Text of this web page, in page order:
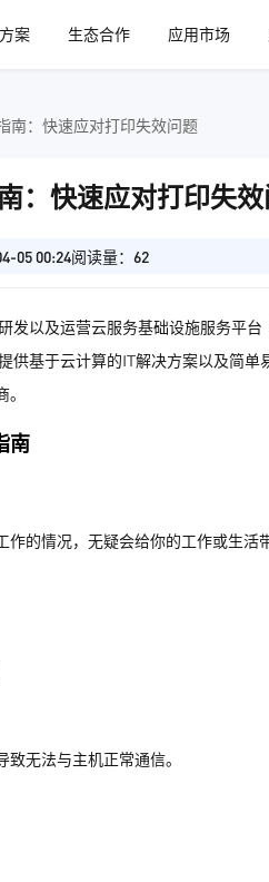
案 生态合作 应用市场
南：快速应对打印失效问题
：快速应对打印失
05 00:24阅读量：62
发以及运营云服务基础设施服务平
供基于云计算的IT解决方案以及简
南
作的情况，无疑会给你的工作或生
无法与主机正常通信。